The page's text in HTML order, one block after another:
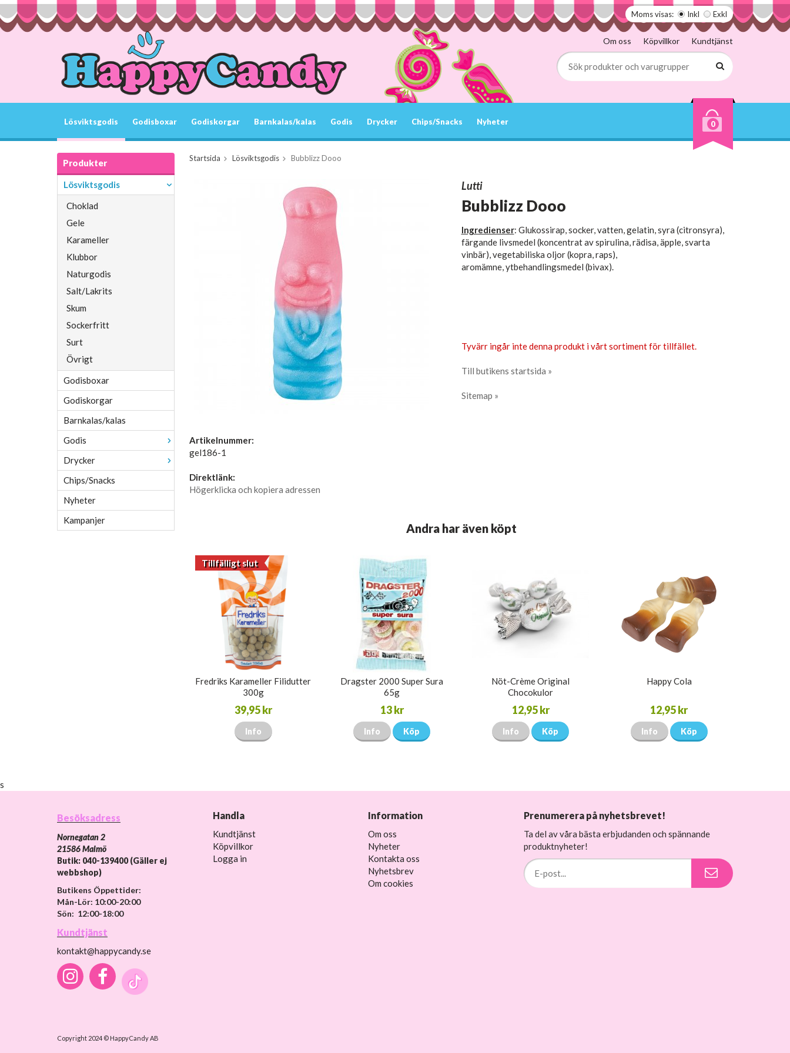
Moms visas: Inkl Exkl
Om oss Köpvillkor Kundtjänst
Lösviktsgodis Godisboxar Godiskorgar Barnkalas/kalas Godis Drycker Chips/Snacks Nyheter 0
Produkter
Lösviktsgodis
Choklad
Gele
Karameller
Klubbor
Naturgodis
Salt/Lakrits
Skum
Sockerfritt
Surt
Övrigt
Godisboxar
Godiskorgar
Barnkalas/kalas
Godis
Drycker
Chips/Snacks
Nyheter
Kampanjer
Startsida Lösviktsgodis Bubblizz Dooo
Lutti
Bubblizz Dooo
Ingredienser: Glukossirap, socker, vatten, gelatin, syra (citronsyra),
färgande livsmedel (koncentrat av spirulina, rädisa, äpple, svarta
vinbär), vegetabiliska oljor (kopra, raps),
aromämne, ytbehandlingsmedel (bivax).
Tyvärr ingår inte denna produkt i vårt sortiment för tillfället.
Till butikens startsida »
Sitemap »
Artikelnummer:
gel186-1
Direktlänk:
Högerklicka och kopiera adressen
Andra har även köpt
Tillfälligt slut
Fredriks Karameller Filidutter
300g
39,95 kr
Info
Dragster 2000 Super Sura
65g
13 kr
Info Köp
Nöt-Crème Original
Chocokulor
12,95 kr
Info Köp
Happy Cola
12,95 kr
Info Köp
s
Besöksadress
Nornegatan 2
21586 Malmö
Butik: 040-139400 (Gäller ej
webbshop)
Butikens Öppettider:
Mån-Lör: 10:00-20:00
Sön: 12:00-18:00
Kundtjänst
kontakt@happycandy.se
Copyright 2024 © HappyCandy AB
Handla
Kundtjänst
Köpvillkor
Logga in
Information
Om oss
Nyheter
Kontakta oss
Nyhetsbrev
Om cookies
Prenumerera på nyhetsbrevet!
Ta del av våra bästa erbjudanden och spännande
produktnyheter!